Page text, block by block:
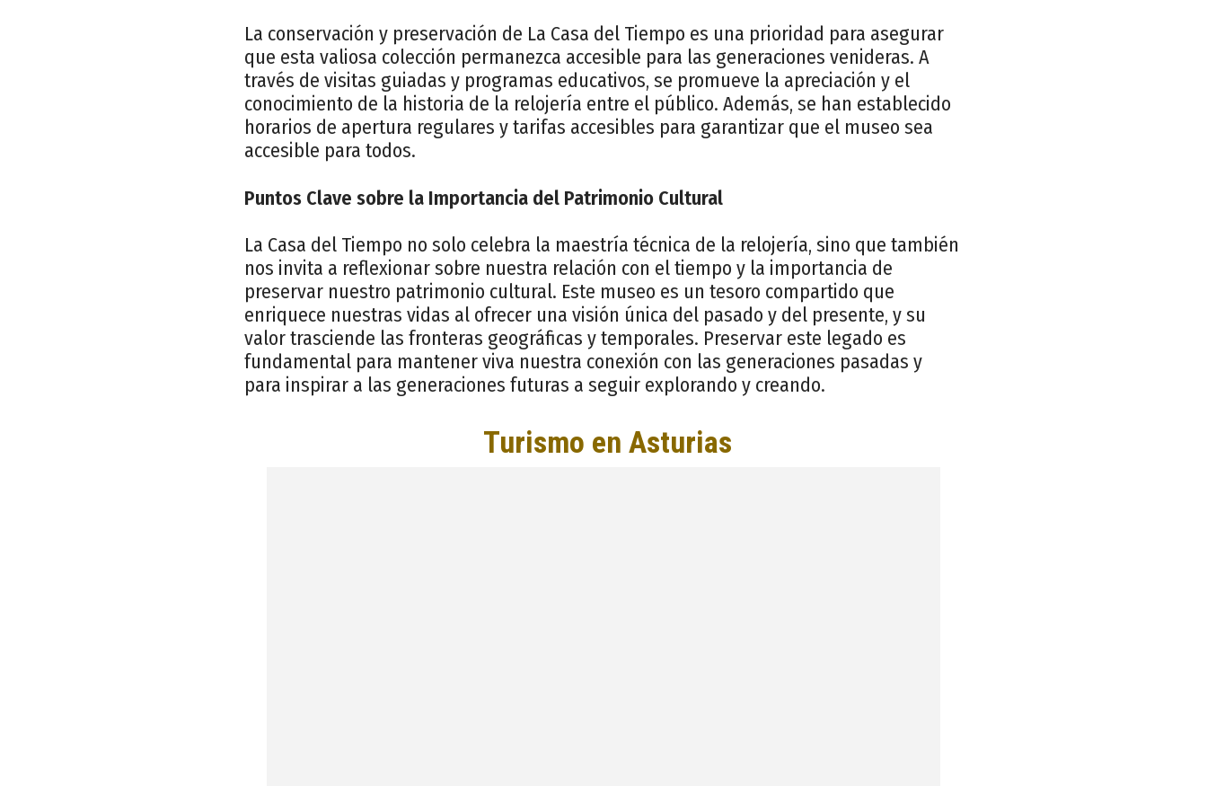
La conservación y preservación de La Casa del Tiempo es una prioridad para asegurar
que esta valiosa colección permanezca accesible para las generaciones venideras. A
través de visitas guiadas y programas educativos, se promueve la apreciación y el
conocimiento de la historia de la relojería entre el público. Además, se han establecido
horarios de apertura regulares y tarifas accesibles para garantizar que el museo sea
accesible para todos.
Puntos Clave sobre la Importancia del Patrimonio Cultural
La Casa del Tiempo no solo celebra la maestría técnica de la relojería, sino que también
nos invita a reflexionar sobre nuestra relación con el tiempo y la importancia de
preservar nuestro patrimonio cultural. Este museo es un tesoro compartido que
enriquece nuestras vidas al ofrecer una visión única del pasado y del presente, y su
valor trasciende las fronteras geográficas y temporales. Preservar este legado es
fundamental para mantener viva nuestra conexión con las generaciones pasadas y
para inspirar a las generaciones futuras a seguir explorando y creando.